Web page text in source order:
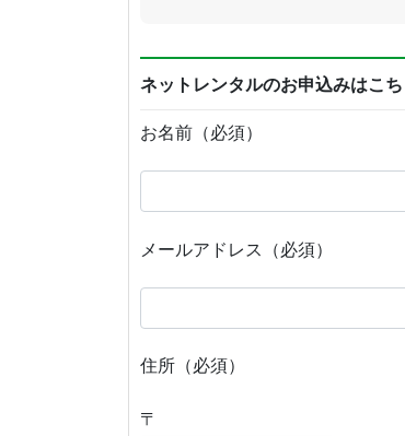
ネットレンタルのお申込みはこち
お名前（必須）
メールアドレス（必須）
住所（必須）
〒